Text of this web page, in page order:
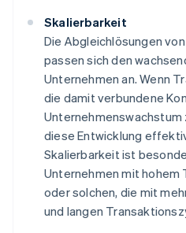
Skalierbarkeit
Die Abgleichlösungen
passen sich den
Unternehmen an. Wenn
die damit verbundene
Unternehmenswachstum
diese Entwicklung
Skalierbarkeit ist
Unternehmen mit hohem
oder solchen, die mit
und langen